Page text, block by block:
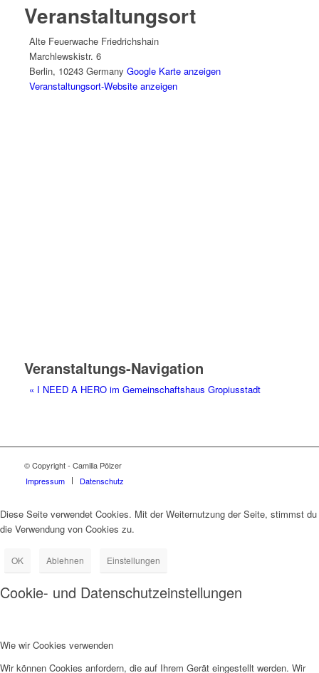
Veranstaltungsort
Alte Feuerwache Friedrichshain
Marchlewskistr. 6
Berlin, 10243 Germany Google Karte anzeigen
Veranstaltungsort-Website anzeigen
Veranstaltungs-Navigation
« I NEED A HERO im Gemeinschaftshaus Gropiusstadt
© Copyright - Camilla Pölzer
Impressum
Datenschutz
Diese Seite verwendet Cookies. Mit der Weiternutzung der Seite, stimmst du
die Verwendung von Cookies zu.
OK Ablehnen Einstellungen
Cookie- und Datenschutzeinstellungen
Wie wir Cookies verwenden
Wir können Cookies anfordern, die auf Ihrem Gerät eingestellt werden. Wir